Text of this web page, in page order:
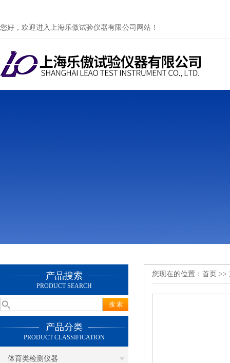
您好，欢迎进入上海乐傲试验仪器有限公司网站！
产品搜索
PRODUCT SEARCH
产品分类
PRODUCT CLASSIFICATION
体育类检测仪器
您现在的位置： 首页 >>